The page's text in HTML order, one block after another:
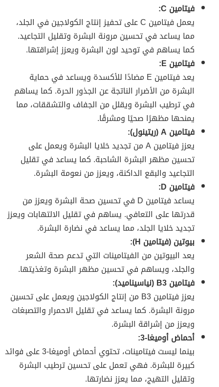
فيتامين C:
يعمل فيتامين C على تحفيز إنتاج الكولاجين في الجلد،
مما يساعد في تحسين مرونة البشرة وتقليل التجاعيد.
كما يساهم في توحيد لون البشرة ويعزز إشراقتها.
فيتامين E:
يعد فيتامين E مضادًا للأكسدة ويساعد في حماية
البشرة من الأضرار الناتجة عن الجذور الحرة. كما يساهم
في ترطيب البشرة ويقلل من الجفاف والتشققات، مما
يمنحها مظهرًا صحيًا ومشرقًا.
فيتامين A (ريتينول):
يعزز فيتامين A من تجديد خلايا البشرة ويعمل على
تحسين مظهر البشرة الشاحبة. كما يساعد في تقليل
التجاعيد والبقع الداكنة، ويعزز من نعومة البشرة.
فيتامين D:
يساعد فيتامين D في تحسين صحة البشرة ويعزز من
قدرتها على التعافي. يساهم في تقليل الالتهابات ويعزز
تجديد خلايا الجلد، مما يساعد في نضارة البشرة.
بيوتين (فيتامين H):
يعد البيوتين من الفيتامينات التي تدعم صحة الشعر
والجلد، ويساهم في تحسين مظهر البشرة وتغذيتها.
فيتامين B3 (نياسيناميد):
يعزز فيتامين B3 من إنتاج الكولاجين ويعمل على تحسين
مرونة البشرة. كما يساعد في تقليل الاحمرار والتصبغات
ويعزز من إشراقة البشرة.
أحماض أوميغا-3:
بينما ليست فيتامينات، تحتوي أحماض أوميغا-3 على فوائد
كبيرة للبشرة. فهي تعمل على تحسين ترطيب البشرة
وتقليل التهيج، مما يعزز نضارتها.